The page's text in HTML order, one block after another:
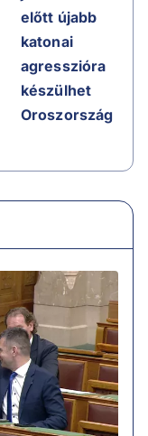
előtt újabb
katonai
agresszióra
készülhet
Oroszország